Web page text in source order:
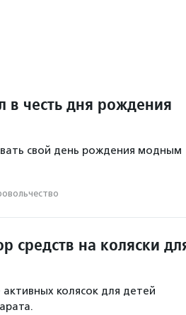
в честь дня рождения
свой день рождения модным
средств на коляски
колясок для детей